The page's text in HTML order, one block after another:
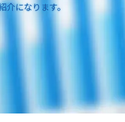
になります。